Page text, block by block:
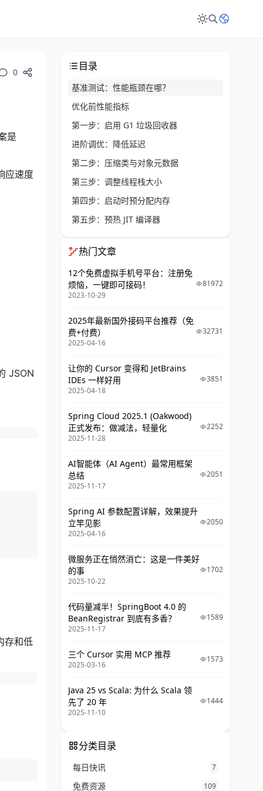
0
是
应速度
JSON
存和低
目录
基准测试：性能瓶颈在哪？
优化前性能指标
第一步：启用 G1 垃圾回收器
进阶调优：降低延迟
第二步：压缩类与对象元数据
第三步：调整线程栈大小
第四步：启动时预分配内存
第五步：预热 JIT 编译器
优化后性能表现
实施建议
结论
热门文章
12个免费虚拟手机号平台：注册免
烦恼，一键即可接码！
2023-10-29
81972
2025年最新国外接码平台推荐（免
费+付费）
2025-04-16
32731
让你的 Cursor 变得和 JetBrains
IDEs 一样好用
2025-04-18
3851
Spring Cloud 2025.1 (Oakwood)
正式发布：做减法，轻量化
2025-11-28
2252
AI智能体（AI Agent）最常用框架
总结
2025-11-17
2051
Spring AI 参数配置详解，效果提升
立竿见影
2025-04-16
2050
微服务正在悄然消亡：这是一件美好
的事
2025-10-22
1702
代码量减半！SpringBoot 4.0 的
BeanRegistrar 到底有多香？
2025-11-17
1589
三个 Cursor 实用 MCP 推荐
2025-03-16
1573
Java 25 vs Scala: 为什么 Scala 领
先了 20 年
2025-11-10
1444
分类目录
每日快讯 7
免费资源 109